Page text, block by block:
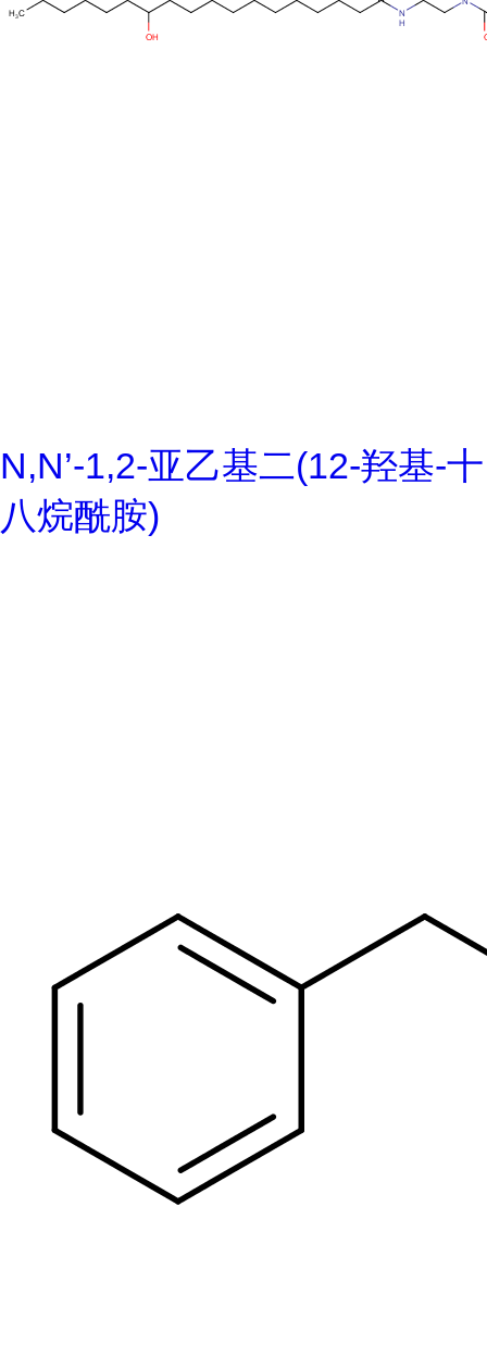
N,N’-1,2-亚乙基二(12-羟基-十
八烷酰胺)